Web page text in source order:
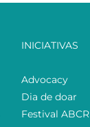
INICIATIVAS
Advocacy
Dia de doar
Festival ABCR